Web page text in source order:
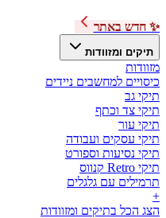
✨ חדש באתר
תיקים ומזוודות
מזוודות
כיסויים למחשבים ניידים
תיקי גב
תיקי צד וכתף
תיקי עור
תיקי עסקים ועבודה
תיקי נסיעות וספורט
תיקי Retro קנווס
תרמילים עם גלגלים
+
הצג הכל בתיקים ומזוודות